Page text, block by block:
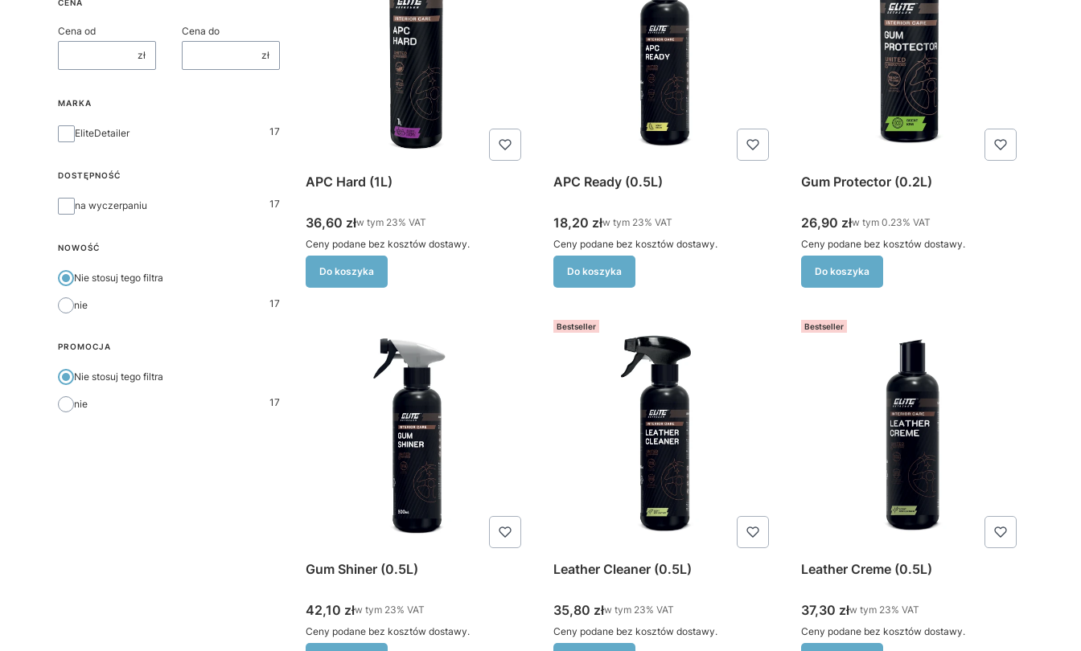
CENA
Cena od
zł
Cena do
zł
MARKA
MarkaEliteDetailer 17
DOSTĘPNOŚĆ
Dostępność
na wyczerpaniu 17
NOWOŚĆ
Nie stosuj tego filtra
nie 17
PROMOCJA
Nie stosuj tego filtra
nie 17
APC Hard (1L)
Cena brutto
36,60 złw tym %s VAT
w tym 23% VAT
Ceny podane bez kosztów dostawy.
Do koszyka
APC Ready (0.5L)
Cena brutto
18,20 złw tym %s VAT
w tym 23% VAT
Ceny podane bez kosztów dostawy.
Do koszyka
Gum Protector (0.2L)
Cena brutto
26,90 złw tym %s VAT
w tym 0.23% VAT
Ceny podane bez kosztów dostawy.
Do koszyka
Gum Shiner (0.5L)
Cena brutto
42,10 złw tym %s VAT
w tym 23% VAT
Ceny podane bez kosztów dostawy.
Bestseller
Leather Cleaner (0.5L)
Cena brutto
35,80 złw tym %s VAT
w tym 23% VAT
Ceny podane bez kosztów dostawy.
Bestseller
Leather Creme (0.5L)
Cena brutto
37,30 złw tym %s VAT
w tym 23% VAT
Ceny podane bez kosztów dostawy.